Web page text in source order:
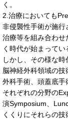
く。
2.治療においても
非侵襲性手術が施行
治療等を組み合わ
く時代が始まってい
しかし、その様な
脳神経外科領域の
外科手術、頭蓋底
それぞれの分野の
演Symposium、
くくりにそれらの